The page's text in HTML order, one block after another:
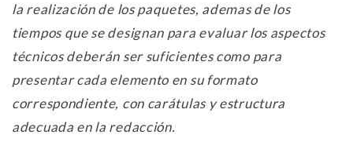
la realización de los paquetes, ademas de los
tiempos que se designan para evaluar los aspectos
técnicos deberán ser suficientes como para
presentar cada elemento en su formato
correspondiente, con carátulas y estructura
adecuada en la redacción.